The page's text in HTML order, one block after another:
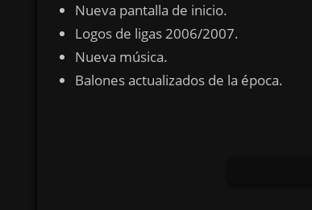
Nueva pantalla de inicio.
Logos de ligas 2006/2007.
Nueva música.
Balones actualizados de la época.